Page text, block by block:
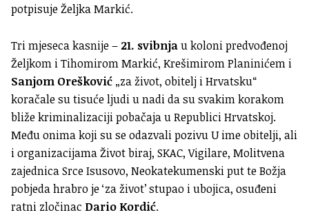
potpisuje Željka Markić.
Tri mjeseca kasnije – 21. svibnjau koloni predvođenoj
Željkom i Tihomirom Markić, Krešimirom Planinićem i
Sanjom Orešković „za život, obitelj i Hrvatsku“
koračale su tisuće ljudi u nadi da su svakim korakom
bliže kriminalizaciji pobačaja u Republici Hrvatskoj.
Među onima koji su se odazvali pozivu U ime obitelji, ali
i organizacijama Život biraj, SKAC, Vigilare, Molitvena
zajednica Srce Isusovo, Neokatekumenski put te Božja
pobjeda hrabro je ‘za život’ stupao i ubojica, osuđeni
ratni zločinac Dario Kordić.